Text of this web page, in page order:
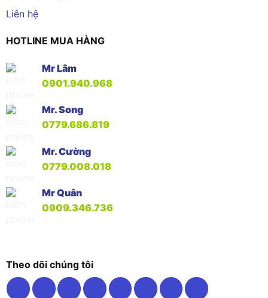
Liên hệ
HOTLINE MUA HÀNG
Mr Lâm
0901.940.968
Mr. Song
0779.686.819
Mr. Cường
0779.008.018
Mr Quân
0909.346.736
Theo dõi chúng tôi